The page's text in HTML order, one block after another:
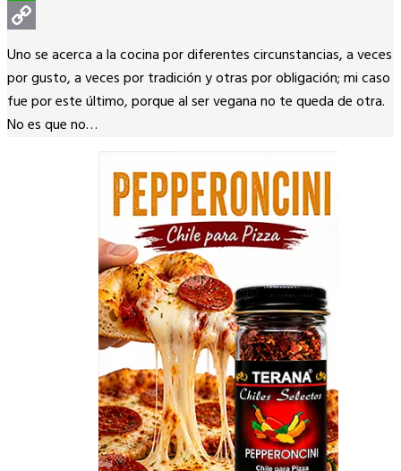
WhatsApp
Copy
Link
Uno se acerca a la cocina por diferentes circunstancias, a veces
por gusto, a veces por tradición y otras por obligación; mi caso
fue por este último, porque al ser vegana no te queda de otra.
No es que no…